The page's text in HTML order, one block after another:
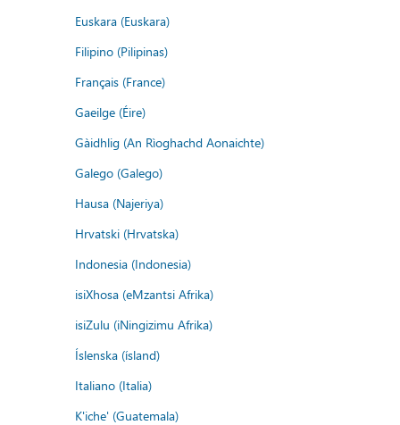
Euskara (Euskara)
Filipino (Pilipinas)
Français (France)
Gaeilge (Éire)
Gàidhlig (An Rìoghachd Aonaichte)
Galego (Galego)
Hausa (Najeriya)
Hrvatski (Hrvatska)
Indonesia (Indonesia)
isiXhosa (eMzantsi Afrika)
isiZulu (iNingizimu Afrika)
Íslenska (ísland)
Italiano (Italia)
K'iche' (Guatemala)